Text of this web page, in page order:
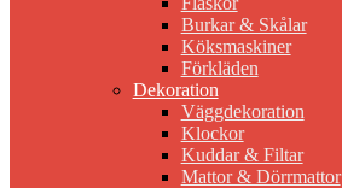
Burkar & Skålar
Köksmaskiner
Förkläden
Dekoration
Väggdekoration
Klockor
Kuddar & Filtar
Mattor & Dörrmattor